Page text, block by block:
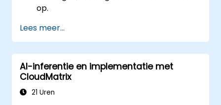
op.
Lees meer...
AI-inferentie en implementatie met
CloudMatrix
21 Uren